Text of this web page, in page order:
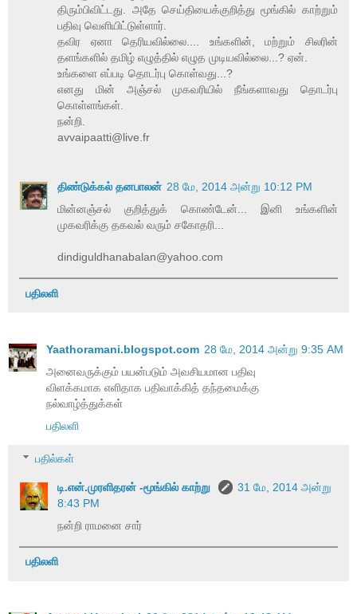
திரும்பிவிட்டது. அதே செய்தியைக்குறித்து மூங்கில் காற்றும்
பதிவு வெளியிட்டுள்ளார்.
தவிர ஏனா தெரியவில்லை.... உங்களின், மற்றும் சிலரின்
தளங்களில் தமிழ் எழுத்தில் எழுத முடியவில்லை...? ஏன்.
உங்களை எப்படி தொடர்பு கொள்வது...?
எனது மின் அஞ்சல் முகவரியில் நீங்களாவது தொடர்பு
கொள்ளங்கள்.
நன்றி.
avvaipaatti@live.fr
திண்டுக்கல் தனபாலன் 28 மே, 2014 அன்று 10:12 PM
மின்னஞ்சல் குறித்துக் கொண்டேன்... இனி உங்களின்
முகவரிக்கு தகவல் வரும் சகோதரி...
dindiguldhanabalan@yahoo.com
பதிலளி
Yaathoramani.blogspot.com 28 மே, 2014 அன்று 9:35 AM
அனைவருக்கும் பயன்படும் அவசியமான பதிவு
விளக்கமாக எளிதாக பதிவாக்கித் தந்தமைக்கு
நல்வாழ்த்துக்கள்
பதிலளி
பதில்கள்
டி.என்.முரளிதரன் -மூங்கில் காற்று
31 மே, 2014 அன்று
8:43 PM
நன்றி ராமனை சார்
பதிலளி